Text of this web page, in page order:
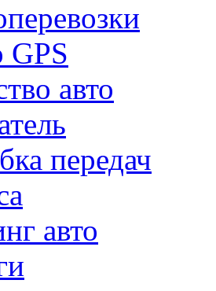
GPS
авто
передач
авто